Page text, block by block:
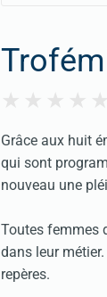
Grâce aux huit
qui sont
nouveau une
Toutes femmes
dans leur
repères.